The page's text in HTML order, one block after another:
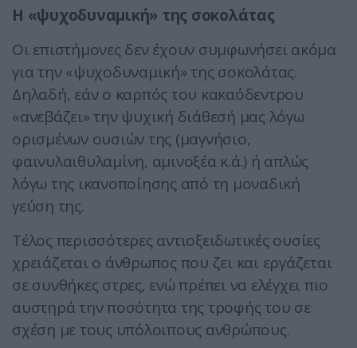
Η «ψυχοδυναμική» της σοκολάτας
Οι επιστήμονες δεν έχουν συμφωνήσει ακόμα
για την «ψυχοδυναμική» της σοκολάτας.
Δηλαδή, εάν ο καρπός του κακαόδεντρου
«ανεβάζει» την ψυχική διάθεσή μας λόγω
ορισμένων ουσιών της (μαγνήσιο,
φαινυλαιθυλαμίνη, αμινοξέα κ.ά.) ή απλώς
λόγω της ικανοποίησης από τη μοναδική
γεύση της.
Τέλος περισσότερες αντιοξειδωτικές ουσίες
χρειάζεται ο άνθρωπος που ζει και εργάζεται
σε συνθήκες στρες, ενώ πρέπει να ελέγχει πιο
αυστηρά την ποσότητα της τροφής του σε
σχέση με τους υπόλοιπους ανθρώπους.